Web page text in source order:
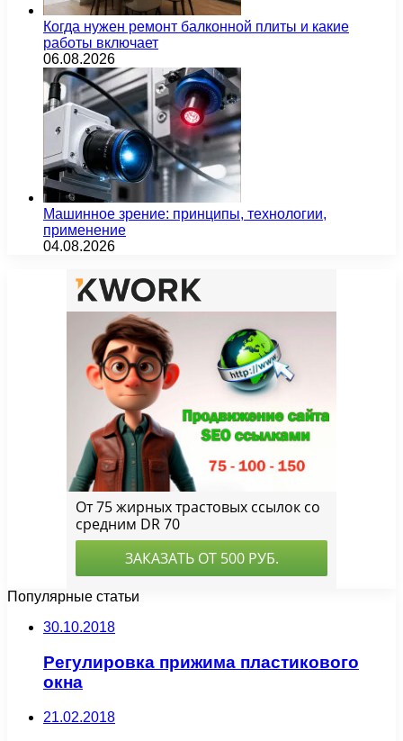
Когда нужен ремонт балконной плиты и какие
работы включает
06.08.2026
Машинное зрение: принципы, технологии,
применение
04.08.2026
Популярные статьи
30.10.2018
Регулировка прижима пластикового
окна
21.02.2018